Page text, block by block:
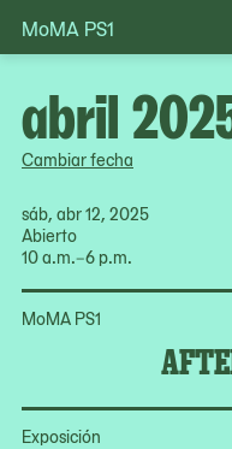
Skip
to
MoMA PS1
Cambiar fecha
sáb, abr 12, 2025
Abierto
10 a.m.–6 p.m.
MoMA PS1
Exposición
abril